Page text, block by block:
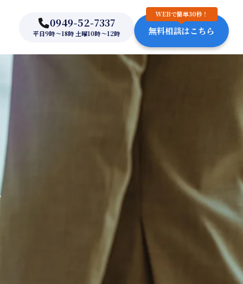
0949-52-7337
平日9時～18時 土曜10時～12時
WEBで簡単30秒！
無料相談はこちら